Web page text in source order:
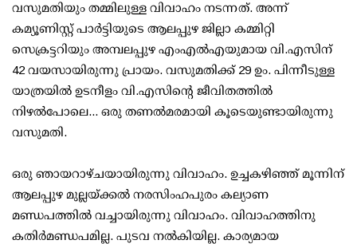
വസുമതിയും തമ്മിലുള്ള വിവാഹം നടന്നത്. അന്ന്
കമ്യൂണിസ്റ്റ് പാര്‍ട്ടിയുടെ ആലപ്പുഴ ജില്ലാ കമ്മിറ്റി
സെക്രട്ടറിയും അമ്പലപ്പുഴ എംഎല്‍എയുമായ വി.എസിന്
42 വയസായിരുന്നു പ്രായം. വസുമതിക്ക് 29 ഉം. പിന്നീടുള്ള
യാത്രയില്‍ ഉടനീളം വി.എസിന്റെ ജീവിതത്തില്‍
നിഴല്‍പോലെ... ഒരു തണല്‍മരമായി കൂടെയുണ്ടായിരുന്നു
വസുമതി.
ഒരു ഞായറാഴ്ചയായിരുന്നു വിവാഹം. ഉച്ചകഴിഞ്ഞ് മൂന്നിന്
ആലപ്പുഴ മുല്ലയ്ക്കല്‍ നരസിംഹപുരം കല്യാണ
മണ്ഡപത്തില്‍ വച്ചായിരുന്നു വിവാഹം. വിവാഹത്തിനു
കതിര്‍മണ്ഡപമില്ല. പുടവ നല്‍കിയില്ല. കാര്യമായ